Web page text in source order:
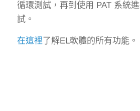
循環測試，再到使用 PAT 系統
試。
在這裡了解EL軟體的所有功能。